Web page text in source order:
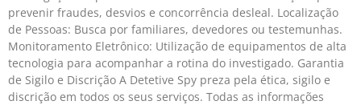
prevenir fraudes, desvios e concorrência desleal. Localização
de Pessoas: Busca por familiares, devedores ou testemunhas.
Monitoramento Eletrônico: Utilização de equipamentos de alta
tecnologia para acompanhar a rotina do investigado. Garantia
de Sigilo e Discrição A Detetive Spy preza pela ética, sigilo e
discrição em todos os seus serviços. Todas as informações